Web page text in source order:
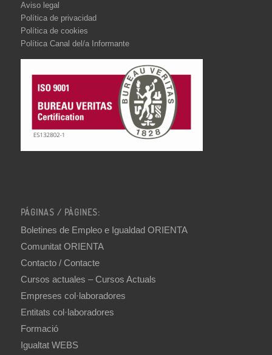
Aviso legal
Política de privacidad
Política de cookies
Política Canal del/a Informante
PÁGINAS / PÀGINES:
Boletines de Empleo e Igualdad ORIENTA
Comunitat ORIENTA
Contacto / Contacte
Cursos actuales – Cursos Actuals
Empreses col·laboradores
Entitats col·laboradores
Formació
Igualtat WEBS